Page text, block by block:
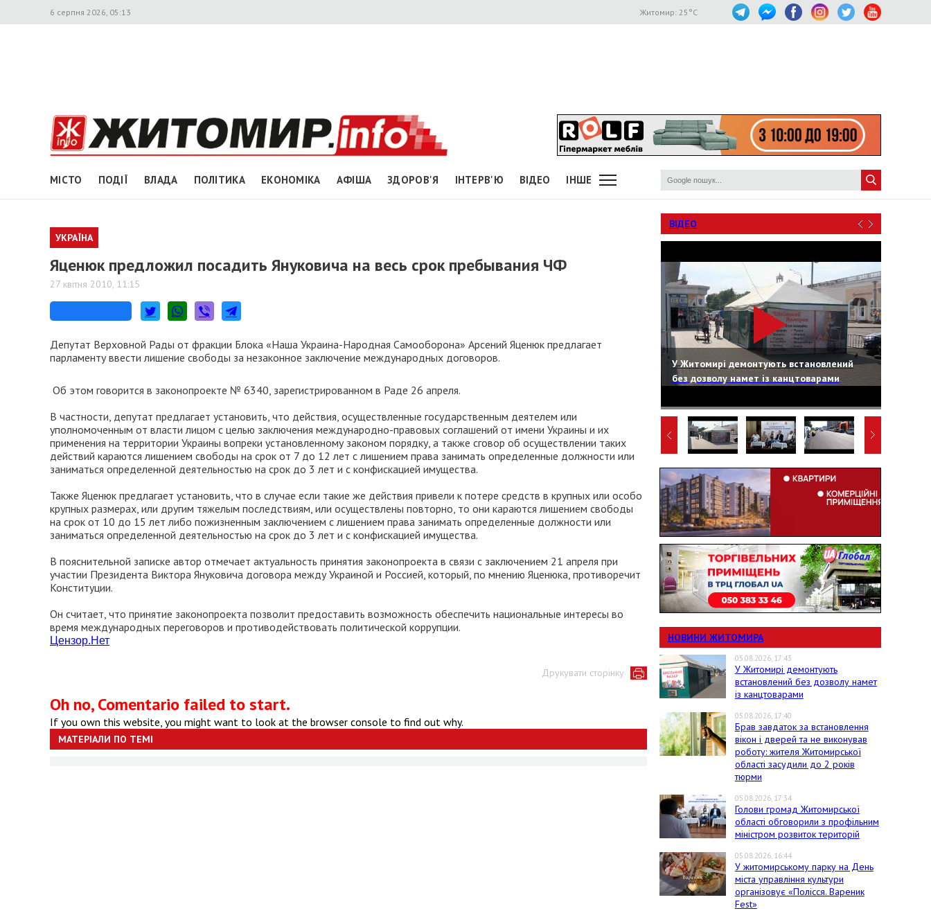
6 серпня 2026, 05:13 Житомир: 25 °C
МІСТО ПОДІЇ ВЛАДА ПОЛІТИКА ЕКОНОМІКА АФІША ЗДОРОВ'Я ІНТЕРВ'Ю ВІДЕО ІНШЕ
УКРАЇНА
Яценюк предложил посадить Януковича на весь срок пребывания ЧФ
27 квітня 2010, 11:15
Депутат Верховной Рады от фракции Блока «Наша Украина-Народная Самооборона» Арсений Яценюк предлагает
парламенту ввести лишение свободы за незаконное заключение международных договоров.
Об этом говорится в законопроекте № 6340, зарегистрированном в Раде 26 апреля.
В частности, депутат предлагает установить, что действия, осуществленные государственным деятелем или
уполномоченным от власти лицом с целью заключения международно-правовых соглашений от имени Украины и их
применения на территории Украины вопреки установленному законом порядку, а также сговор об осуществлении таких
действий караются лишением свободы на срок от 7 до 12 лет с лишением права занимать определенные должности или
заниматься определенной деятельностью на срок до 3 лет и с конфискацией имущества.
Также Яценюк предлагает установить, что в случае если такие же действия привели к потере средств в крупных или особо
крупных размерах, или другим тяжелым последствиям, или осуществлены повторно, то они караются лишением свободы
на срок от 10 до 15 лет либо пожизненным заключением с лишением права занимать определенные должности или
заниматься определенной деятельностью на срок до 3 лет и с конфискацией имущества.
В пояснительной записке автор отмечает актуальность принятия законопроекта в связи с заключением 21 апреля при
участии Президента Виктора Януковича договора между Украиной и Россией, который, по мнению Яценюка, противоречит
Конституции.
Он считает, что принятие законопроекта позволит предоставить возможность обеспечить национальные интересы во
время международных переговоров и противодействовать политической коррупции.
Цензор.Нет
Друкувати сторінку
Oh no, Comentario failed to start.
If you own this website, you might want to look at the browser console to find out why.
МАТЕРІАЛИ ПО ТЕМІ
ВІДЕО
У Житомирі демонтують встановлений
без дозволу намет із канцтоварами
НОВИНИ ЖИТОМИРА
05.08.2026, 17:43
У Житомирі демонтують
встановлений без дозволу намет
із канцтоварами
05.08.2026, 17:40
Брав завдаток за встановлення
вікон і дверей та не виконував
роботу: жителя Житомирської
області засудили до 2 років
тюрми
05.08.2026, 17:34
Голови громад Житомирської
області обговорили з профільним
міністром розвиток територій
05.08.2026, 16:44
У житомирському парку на День
міста управління культури
організовує «Полісся. Вареник
Fest»